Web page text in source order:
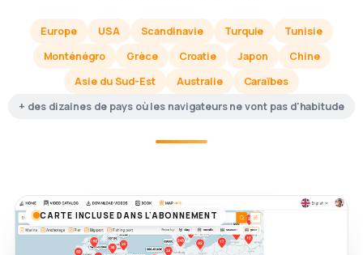
Europe USA Scandinavie Turquie
Tunisie
Monténégro
Grèce Croatie Japon
Chine
Asie du Sud-Est
Australie
Caraïbes
+ des dizaines de pays où les navigateurs ne vont pas d'habitude
CARTE INCLUSE DANS L'ABONNEMENT